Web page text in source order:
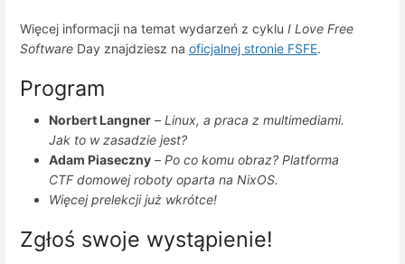
Więcej informacji na temat wydarzeń z cyklu I Love Free
Software Day znajdziesz na oficjalnej stronie FSFE.
Program
Norbert Langner – Linux, a praca z multimediami.
Jak to w zasadzie jest?
Adam Piaseczny – Po co komu obraz? Platforma
CTF domowej roboty oparta na NixOS.
Więcej prelekcji już wkrótce!
Zgłoś swoje wystąpienie!